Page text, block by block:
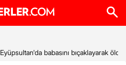
Eyüpsultan'da babasını bıçaklayarak